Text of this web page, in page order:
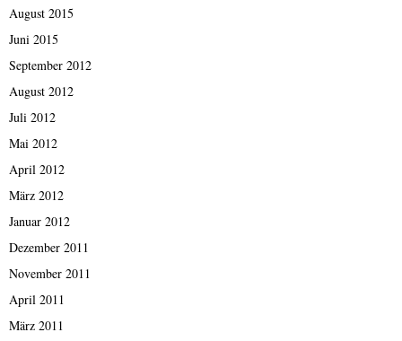
August 2015
Juni 2015
September 2012
August 2012
Juli 2012
Mai 2012
April 2012
März 2012
Januar 2012
Dezember 2011
November 2011
April 2011
März 2011